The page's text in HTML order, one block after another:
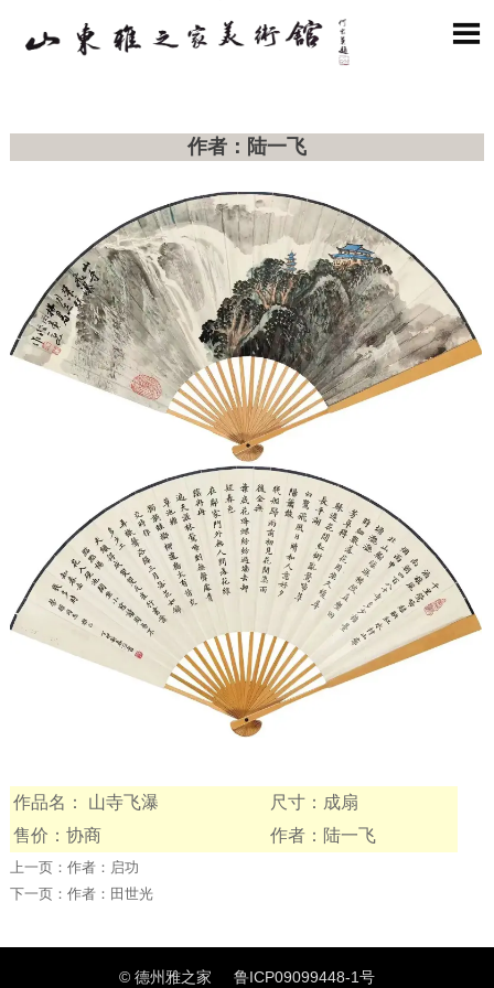

作者：陆一飞
作品名： 山寺飞瀑
尺寸：成扇
售价：协商
作者：陆一飞
上一页： 作者：启功
下一页： 作者：田世光
© 德州雅之家 鲁ICP09099448-1号